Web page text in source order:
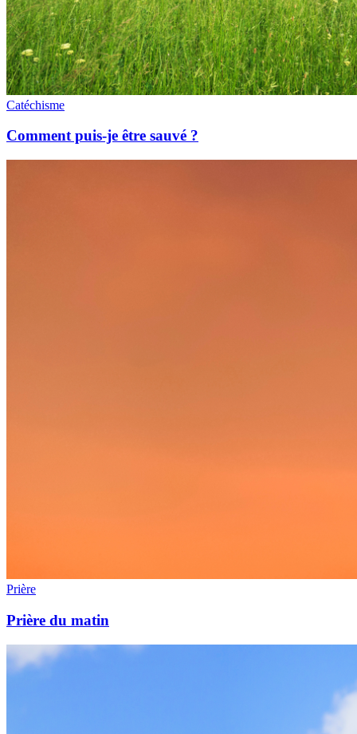
Catéchisme
Comment puis-je être sauvé ?
Prière
Prière du matin